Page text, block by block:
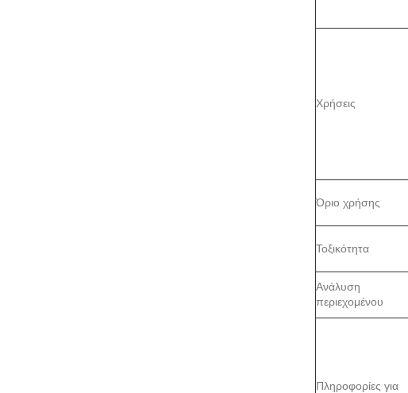
Χρήσεις
Όριο χρήσης
Τοξικότητα
Ανάλυση
περιεχομένου
Πληροφορίες για